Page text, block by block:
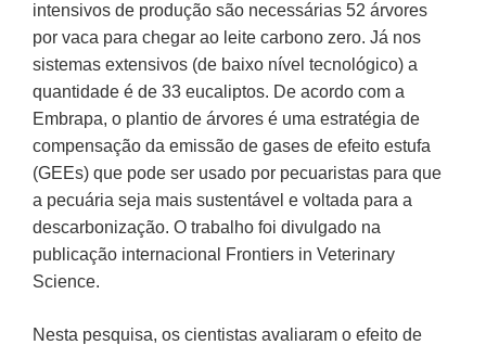
intensivos de produção são necessárias 52 árvores
por vaca para chegar ao leite carbono zero. Já nos
sistemas extensivos (de baixo nível tecnológico) a
quantidade é de 33 eucaliptos. De acordo com a
Embrapa, o plantio de árvores é uma estratégia de
compensação da emissão de gases de efeito estufa
(GEEs) que pode ser usado por pecuaristas para que
a pecuária seja mais sustentável e voltada para a
descarbonização. O trabalho foi divulgado na
publicação internacional Frontiers in Veterinary
Science.
Nesta pesquisa, os cientistas avaliaram o efeito de